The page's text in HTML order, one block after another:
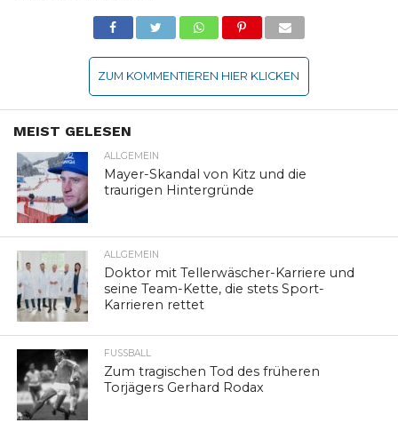
ZUM KOMMENTIEREN HIER KLICKEN
MEIST GELESEN
ALLGEMEIN
Mayer-Skandal von Kitz und die
traurigen Hintergründe
ALLGEMEIN
Doktor mit Tellerwäscher-Karriere und
seine Team-Kette, die stets Sport-
Karrieren rettet
FUSSBALL
Zum tragischen Tod des früheren
Torjägers Gerhard Rodax